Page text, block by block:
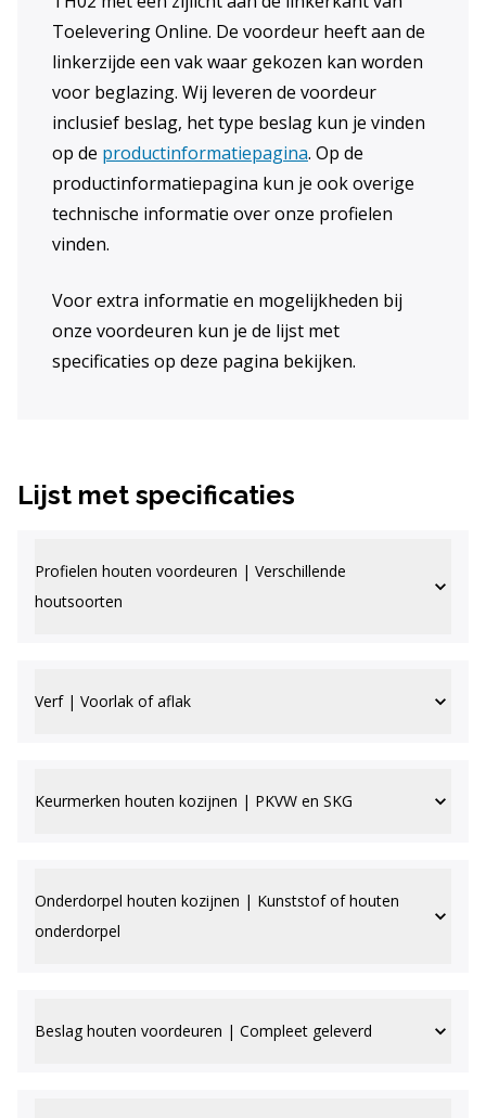
Toelevering Online. De voordeur heeft aan de
linkerzijde een vak waar gekozen kan worden
voor beglazing. Wij leveren de voordeur
inclusief beslag, het type beslag kun je vinden
op de productinformatiepagina. Op de
productinformatiepagina kun je ook overige
technische informatie over onze profielen
vinden.
Voor extra informatie en mogelijkheden bij
onze voordeuren kun je de lijst met
specificaties op deze pagina bekijken.
Lijst met specificaties
Profielen houten voordeuren | Verschillende
houtsoorten
Verf | Voorlak of aflak
Keurmerken houten kozijnen | PKVW en SKG
Onderdorpel houten kozijnen | Kunststof of houten
onderdorpel
Beslag houten voordeuren | Compleet geleverd